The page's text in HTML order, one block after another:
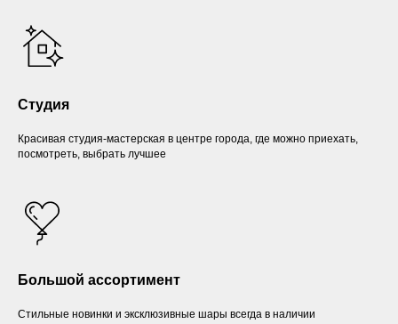
Студия
Красивая студия-мастерская в центре города, где можно приехать,
посмотреть, выбрать лучшее
Большой ассортимент
Стильные новинки и эксклюзивные шары всегда в наличии